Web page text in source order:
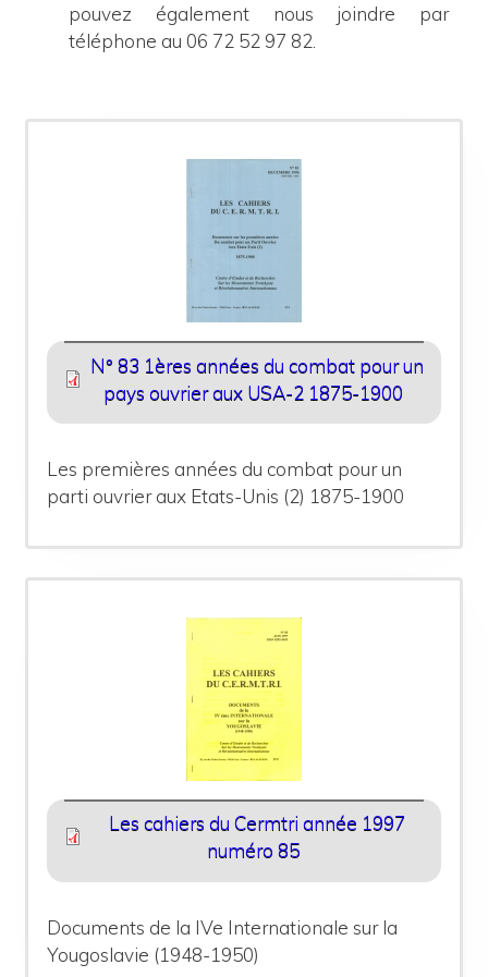
pouvez également nous joindre par
téléphone au 06 72 52 97 82.
N° 83 1ères années du combat pour un
pays ouvrier aux USA-2 1875-1900
Les premières années du combat pour un
parti ouvrier aux Etats-Unis (2) 1875-1900
Les cahiers du Cermtri année 1997
numéro 85
Documents de la IVe Internationale sur la
Yougoslavie (1948-1950)